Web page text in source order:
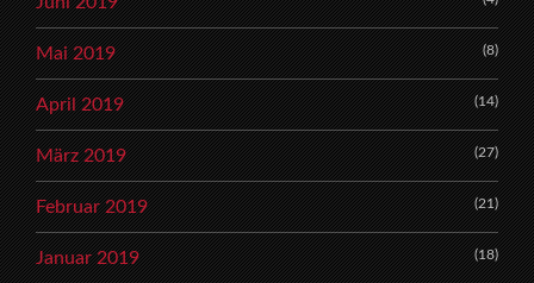
Mai 2019 (8)
April 2019 (14)
März 2019 (27)
Februar 2019 (21)
Januar 2019 (18)